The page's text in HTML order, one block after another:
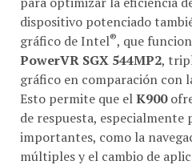
dispositivo potenciado
gráfico de Intel® , que
PowerVR SGX 544MP2 ,
gráfico en comparación con
Esto permite que el K900
de respuesta, especialmente
importantes, como la
múltiples y el cambio de